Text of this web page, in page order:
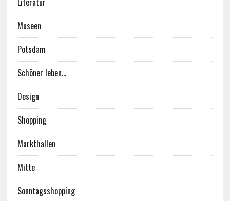
Museen
Potsdam
Schöner leben…
Design
Shopping
Markthallen
Mitte
Sonntagsshopping